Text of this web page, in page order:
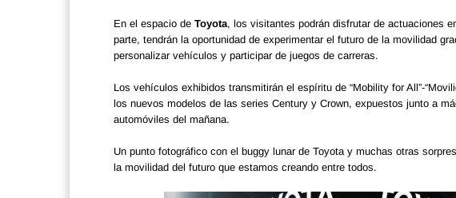
En el espacio de Toyota, los visitantes podrán disfrutar de actuaciones
parte, tendrán la oportunidad de experimentar el futuro de la movilidad
personalizar vehículos y participar de juegos de carreras.
Los vehículos exhibidos transmitirán el espíritu de “Mobility for All”-
los nuevos modelos de las series Century y Crown, expuestos junto a
automóviles del mañana.
Un punto fotográfico con el buggy lunar de Toyota y muchas otras
la movilidad del futuro que estamos creando entre todos.